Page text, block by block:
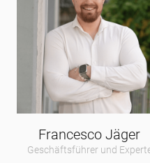
Francesco Jäger
Geschäftsführer und